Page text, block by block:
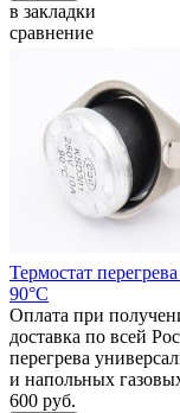
в закладки
сравнение
Термостат
90°C
Оплата при
доставка по всей
перегрева
и напольных
600 руб.